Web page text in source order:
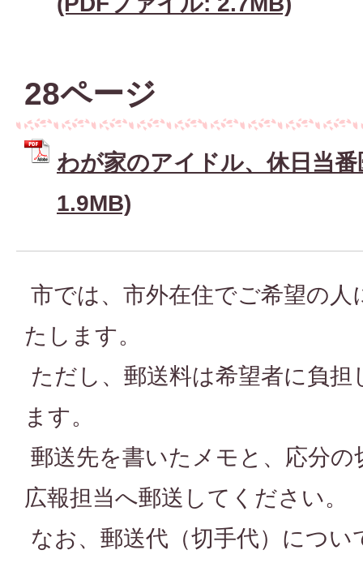
28ページ
わが家のアイドル、休日当
1.9MB)
市では、市外在住でご希望の人
たします。
ただし、郵送料は希望者に負
ます。
郵送先を書いたメモと、応分の
広報担当へ郵送してください。
なお、郵送代（切手代）につ